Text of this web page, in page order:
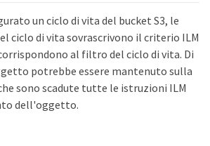
un ciclo di vita del bucket S3, le
ciclo di vita sovrascrivono il criterio ILM
al filtro del ciclo di vita. Di
potrebbe essere mantenuto sulla
sono scadute tutte le istruzioni ILM
dell'oggetto.